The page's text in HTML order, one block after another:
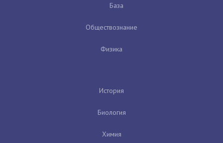
База
Обществознание
Физика
История
Биология
Химия